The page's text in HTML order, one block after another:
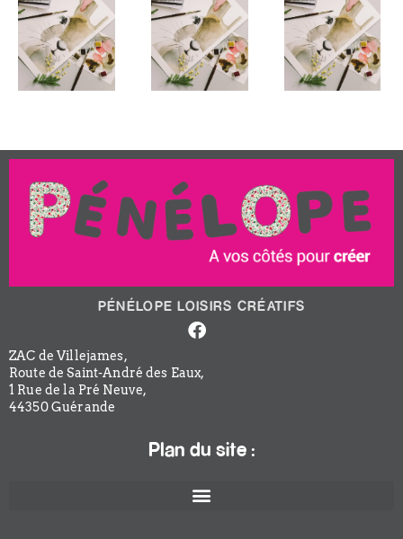
PÉNÉLOPE LOISIRS CRÉATIFS
Facebook-
f
ZAC de Villejames,
Route de Saint-André des Eaux,
1 Rue de la Pré Neuve,
44350 Guérande
Plan du site :